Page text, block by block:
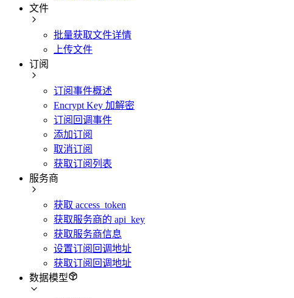
文件
批量获取文件详情
上传文件
订阅
订阅事件概述
Encrypt Key 加解密
订阅回调事件
添加订阅
取消订阅
获取订阅列表
服务商
获取 access_token
获取服务商的 api_key
获取服务商信息
设置订阅回调地址
获取订阅回调地址
数据模型